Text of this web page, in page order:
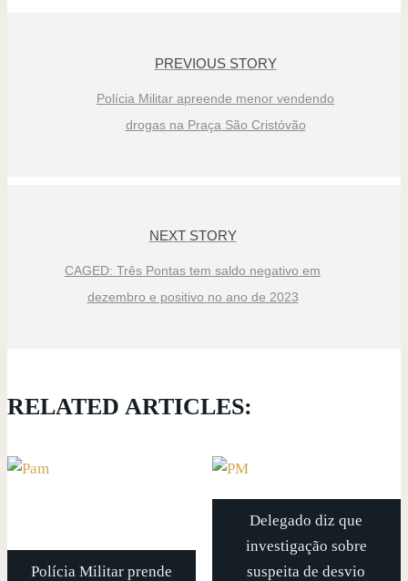
PREVIOUS STORY
Polícia Militar apreende menor vendendo
drogas na Praça São Cristóvão
NEXT STORY
CAGED: Três Pontas tem saldo negativo em
dezembro e positivo no ano de 2023
RELATED ARTICLES:
Polícia Militar prende
Delegado diz que
investigação sobre
suspeita de desvio